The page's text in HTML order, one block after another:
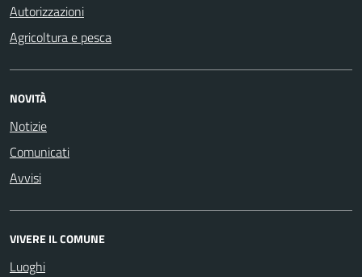
Autorizzazioni
Agricoltura e pesca
NOVITÀ
Notizie
Comunicati
Avvisi
VIVERE IL COMUNE
Luoghi